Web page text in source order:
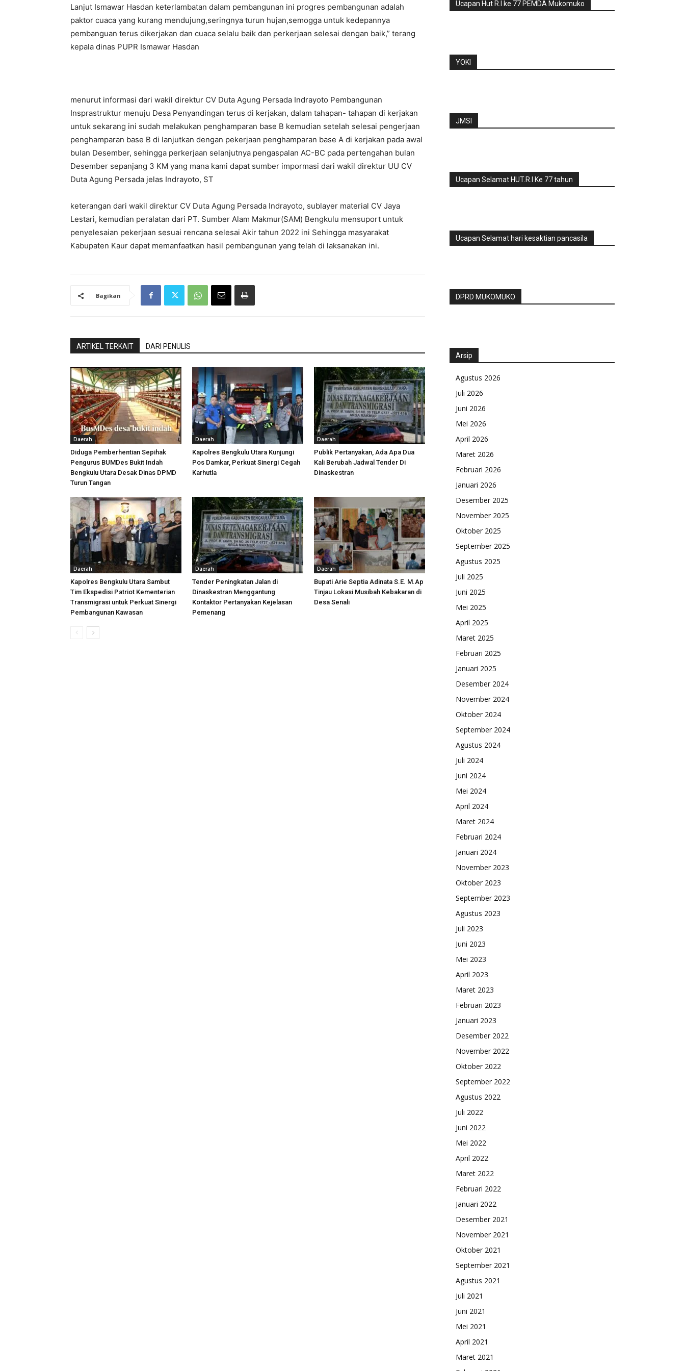
Lanjut Ismawar Hasdan keterlambatan dalam pembangunan ini progres pembangunan adalah
paktor cuaca yang kurang mendujung,seringnya turun hujan,semogga untuk kedepannya
pembanguan terus dikerjakan dan cuaca selalu baik dan perkerjaan selesai dengan baik,” terang
kepala dinas PUPR Ismawar Hasdan
menurut informasi dari wakil direktur CV Duta Agung Persada Indrayoto Pembangunan
Insprastruktur menuju Desa Penyandingan terus di kerjakan, dalam tahapan- tahapan di kerjakan
untuk sekarang ini sudah melakukan penghamparan base B kemudian setelah selesai pengerjaan
penghamparan base B di lanjutkan dengan pekerjaan penghamparan base A di kerjakan pada awal
bulan Desember, sehingga perkerjaan selanjutnya pengaspalan AC-BC pada pertengahan bulan
Desember sepanjang 3 KM yang mana kami dapat sumber impormasi dari wakil direktur UU CV
Duta Agung Persada jelas Indrayoto, ST
keterangan dari wakil direktur CV Duta Agung Persada Indrayoto, sublayer material CV Jaya
Lestari, kemudian peralatan dari PT. Sumber Alam Makmur(SAM) Bengkulu mensuport untuk
penyelesaian pekerjaan sesuai rencana selesai Akir tahun 2022 ini Sehingga masyarakat
Kabupaten Kaur dapat memanfaatkan hasil pembangunan yang telah di laksanakan ini.
Bagikan
ARTIKEL TERKAIT DARI PENULIS
Daerah
Diduga Pemberhentian Sepihak
Pengurus BUMDes Bukit Indah
Bengkulu Utara Desak Dinas DPMD
Turun Tangan
Daerah
Kapolres Bengkulu Utara Kunjungi
Pos Damkar, Perkuat Sinergi Cegah
Karhutla
Daerah
Publik Pertanyakan, Ada Apa Dua
Kali Berubah Jadwal Tender Di
Dinaskestran
Daerah
Kapolres Bengkulu Utara Sambut
Tim Ekspedisi Patriot Kementerian
Transmigrasi untuk Perkuat Sinergi
Pembangunan Kawasan
Daerah
Tender Peningkatan Jalan di
Dinaskestran Menggantung
Kontaktor Pertanyakan Kejelasan
Pemenang
Daerah
Bupati Arie Septia Adinata S.E. M.Ap
Tinjau Lokasi Musibah Kebakaran di
Desa Senali
Ucapan Hut R.I ke 77 PEMDA Mukomuko
YOKI
JMSI
Ucapan Selamat HUT.R.I Ke 77 tahun
Ucapan Selamat hari kesaktian pancasila
DPRD MUKOMUKO
Arsip
Agustus 2026
Juli 2026
Juni 2026
Mei 2026
April 2026
Maret 2026
Februari 2026
Januari 2026
Desember 2025
November 2025
Oktober 2025
September 2025
Agustus 2025
Juli 2025
Juni 2025
Mei 2025
April 2025
Maret 2025
Februari 2025
Januari 2025
Desember 2024
November 2024
Oktober 2024
September 2024
Agustus 2024
Juli 2024
Juni 2024
Mei 2024
April 2024
Maret 2024
Februari 2024
Januari 2024
November 2023
Oktober 2023
September 2023
Agustus 2023
Juli 2023
Juni 2023
Mei 2023
April 2023
Maret 2023
Februari 2023
Januari 2023
Desember 2022
November 2022
Oktober 2022
September 2022
Agustus 2022
Juli 2022
Juni 2022
Mei 2022
April 2022
Maret 2022
Februari 2022
Januari 2022
Desember 2021
November 2021
Oktober 2021
September 2021
Agustus 2021
Juli 2021
Juni 2021
Mei 2021
April 2021
Maret 2021